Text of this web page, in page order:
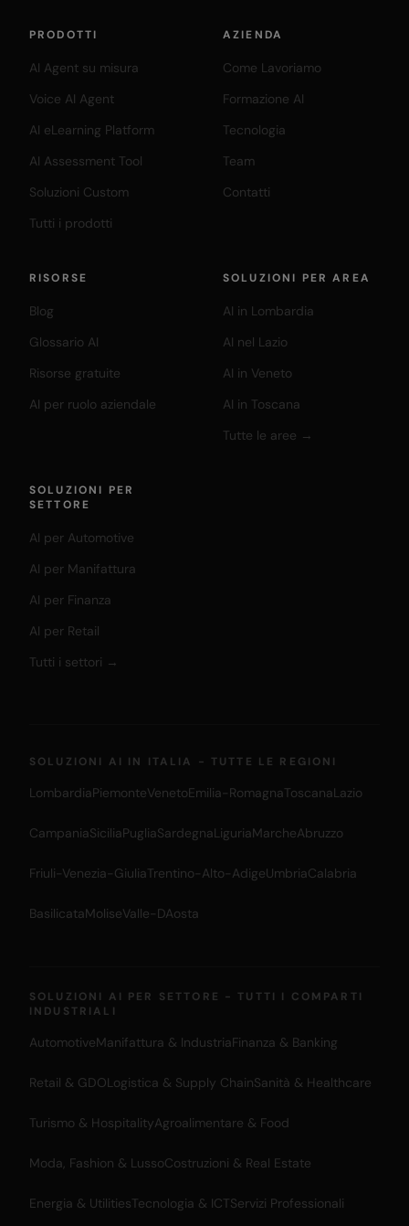
PRODOTTI
AI Agent su misura
Voice AI Agent
AI eLearning Platform
AI Assessment Tool
Soluzioni Custom
Tutti i prodotti
AZIENDA
Come Lavoriamo
Formazione AI
Tecnologia
Team
Contatti
RISORSE
Blog
Glossario AI
Risorse gratuite
AI per ruolo aziendale
SOLUZIONI PER AREA
AI in Lombardia
AI nel Lazio
AI in Veneto
AI in Toscana
Tutte le aree →
SOLUZIONI PER
SETTORE
AI per Automotive
AI per Manifattura
AI per Finanza
AI per Retail
Tutti i settori →
SOLUZIONI AI IN ITALIA - TUTTE LE REGIONI
LombardiaPiemonteVenetoEmilia-RomagnaToscanaLazio
CampaniaSiciliaPugliaSardegnaLiguriaMarcheAbruzzo
Friuli-Venezia-GiuliaTrentino-Alto-AdigeUmbriaCalabria
BasilicataMoliseValle-DAosta
SOLUZIONI AI PER SETTORE - TUTTI I COMPARTI
INDUSTRIALI
AutomotiveManifattura & IndustriaFinanza & Banking
Retail & GDOLogistica & Supply ChainSanità & Healthcare
Turismo & HospitalityAgroalimentare & Food
Moda, Fashion & LussoCostruzioni & Real Estate
Energia & UtilitiesTecnologia & ICTServizi Professionali